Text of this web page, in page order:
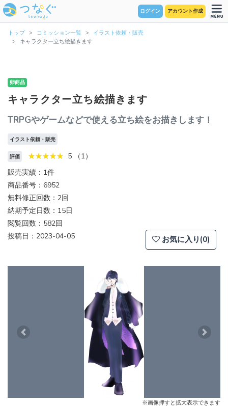
ログイン アカウント作成
トップ コミッション一覧
イラスト依頼・販売
キャラクター立ち絵描きます
卵商品
キャラクター立ち絵描きます
TRPGやゲームなどで使える立ち絵をお描きします！
イラスト依頼・販売
評価
5 （1）
販売実績：1件
商品番号：6952
無料修正回数：2回
納期予定日数：15日
閲覧回数：582回
投稿日：2023-04-05
お気に入り(0)
Previous Next
※画像押すと拡大表示できます